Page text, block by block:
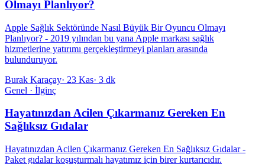
Olmayı Planlıyor?
Apple Sağlık Sektöründe Nasıl Büyük Bir Oyuncu Olmayı
Planlıyor? - 2019 yılından bu yana Apple markası sağlık
hizmetlerine yatırımı gerçekleştirmeyi planları arasında
bulunduruyor.
Burak Karaçay· 23 Kas· 3 dk
Genel · İlginç
Hayatınızdan Acilen Çıkarmanız Gereken En
Sağlıksız Gıdalar
Hayatınızdan Acilen Çıkarmanız Gereken En Sağlıksız Gıdalar -
Paket gıdalar koşuşturmalı hayatımız için birer kurtarıcıdır.